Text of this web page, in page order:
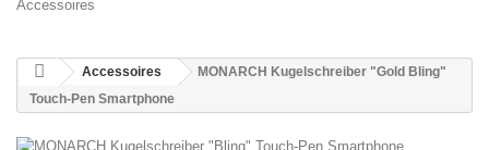
Accessoires
Accessoires
MONARCH Kugelschreiber "Gold Bling"
Touch-Pen Smartphone